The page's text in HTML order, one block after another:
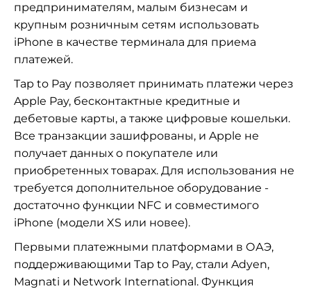
предпринимателям, малым бизнесам и
крупным розничным сетям использовать
iPhone в качестве терминала для приема
платежей.
Tap to Pay позволяет принимать платежи через
Apple Pay, бесконтактные кредитные и
дебетовые карты, а также цифровые кошельки.
Все транзакции зашифрованы, и Apple не
получает данных о покупателе или
приобретенных товарах. Для использования не
требуется дополнительное оборудование -
достаточно функции NFC и совместимого
iPhone (модели XS или новее).
Первыми платежными платформами в ОАЭ,
поддерживающими Tap to Pay, стали Adyen,
Magnati и Network International. Функция